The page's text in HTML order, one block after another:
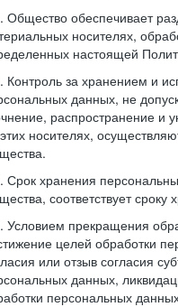
Общество обеспечивает
носителях,
настоящей
Контроль за хранением и
данных, не
распространение и
носителях,
Срок хранения
соответствует
Условием прекращения
целей обработки
или отзыв согласия
данных,
персональных